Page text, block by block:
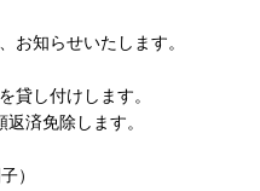
お知らせいたします。
貸し付けします。
済免除します。
）